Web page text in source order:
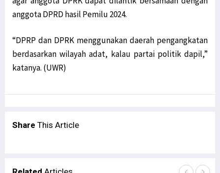
anggota DPRD hasil Pemilu 2024.
“DPRP dan DPRK menggunakan daerah pengangkatan
berdasarkan wilayah adat, kalau partai politik dapil,”
katanya. (UWR)
Share This Article